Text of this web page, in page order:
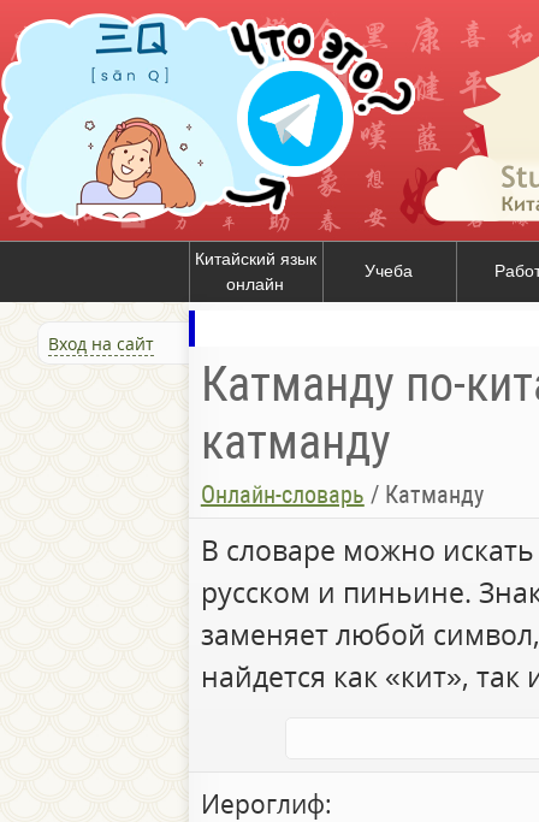
Китайский язык
онлайн
Учеба
Вход на сайт
Катманду по-
катманду
Онлайн-словарь / Катманду
В словаре можно
русском и пиньине.
заменяет любой
найдется как «кит», так
Иероглиф: